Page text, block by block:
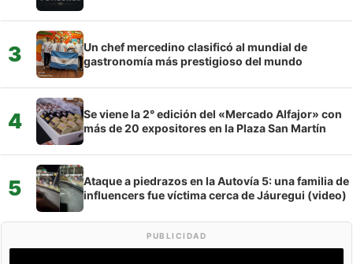
3
Un chef mercedino clasificó al mundial de
gastronomía más prestigioso del mundo
4
Se viene la 2° edición del «Mercado Alfajor» con
más de 20 expositores en la Plaza San Martín
5
Ataque a piedrazos en la Autovía 5: una familia de
influencers fue víctima cerca de Jáuregui (video)
PUBLICIDAD